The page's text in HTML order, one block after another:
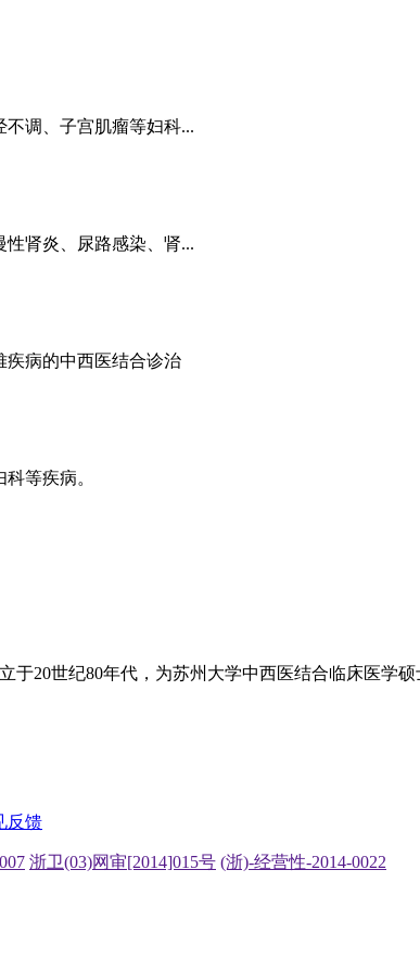
调、子宫肌瘤等妇科...
肾炎、尿路感染、肾...
疾病的中西医结合诊治
等疾病。
于20世纪80年代，为苏州大学中西医结合临床医学
反馈
浙卫(03)网审[2014]015号 (浙)-经营性-2014-0022